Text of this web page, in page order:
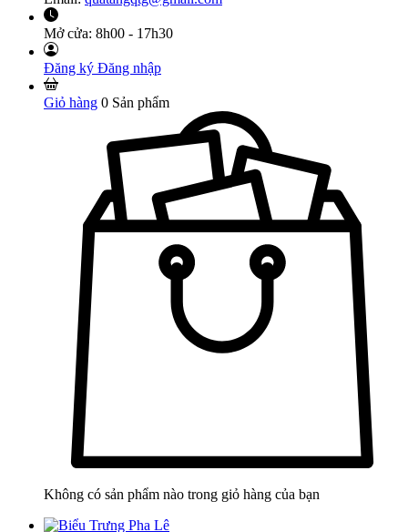
Mở cửa: 8h00 - 17h30
Đăng ký Đăng nhập
Giỏ hàng 0 Sản phẩm
Không có sản phẩm nào trong giỏ hàng của bạn